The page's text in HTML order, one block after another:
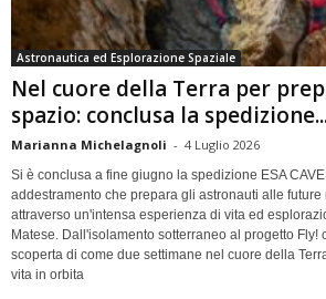
Astronautica ed Esplorazione Spaziale
Nel cuore della Terra per
spazio: conclusa la
Marianna Michelagnoli - 4 Luglio 2026
Si è conclusa a fine giugno la spedizione ESA
addestramento che prepara gli astronauti alle
attraverso un'intensa esperienza di vita ed
Matese. Dall'isolamento sotterraneo al progetto Fly!
scoperta di come due settimane nel cuore della
vita in orbita